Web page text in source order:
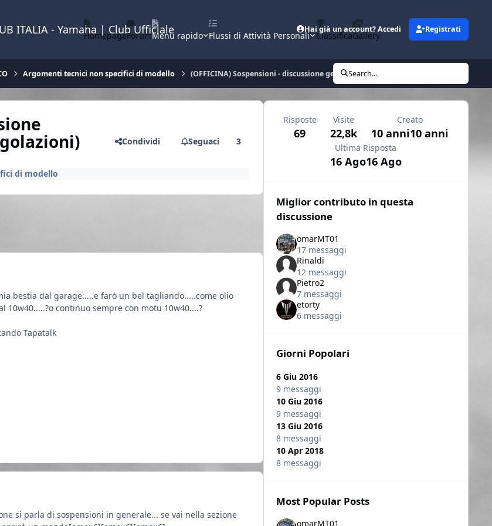
ITALIA - Yamaha | Club Ufficiale
HomepageForumMenu rapido Flussi di Attività Personali ClassificaGallery
Hai già un account? Accedi Registrati
Argomenti tecnici non specifici di modello (OFFICINA) Sospensioni - discussione generale (tecnica, modifica e regolazioni)
Search...
Condividi Seguaci 3
di modello
bestia dal garage.....e farò un bel tagliando.....come olio
continuo sempre con motu 10w40....?
Tapatalk
si parla di sospensioni in generale... se vai nella sezione
Risposte
69
Visite
22,8k
Creato
10 anni10 anni
Ultima Risposta
16 Ago16 Ago
Miglior contributo in questa
discussione
omarMT01
17 messaggi
Rinaldi
12 messaggi
Pietro2
7 messaggi
etorty
6 messaggi
Giorni Popolari
6 Giu 2016
9 messaggi
10 Giu 2016
9 messaggi
13 Giu 2016
8 messaggi
10 Apr 2018
8 messaggi
Most Popular Posts
omarMT01